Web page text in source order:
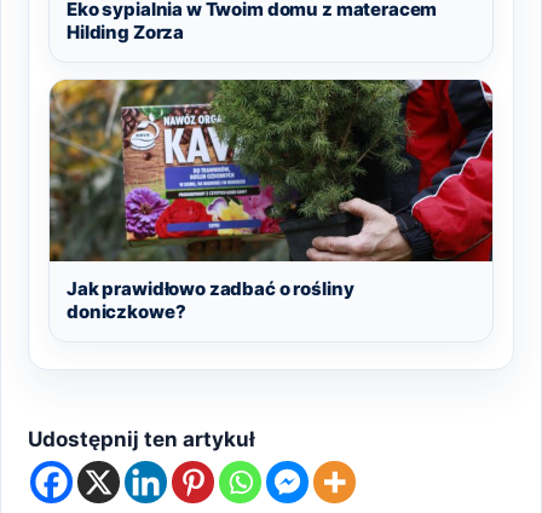
Eko sypialnia w Twoim domu z materacem
Hilding Zorza
Jak prawidłowo zadbać o rośliny
doniczkowe?
Udostępnij ten artykuł